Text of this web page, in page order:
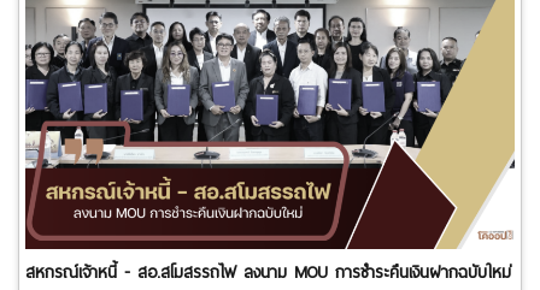
สหกรณ์เจ้าหนี้ - สอ.สโมสรรถไฟ ลงนาม MOU การชำระคืนเงินฝากฉบับใหม่